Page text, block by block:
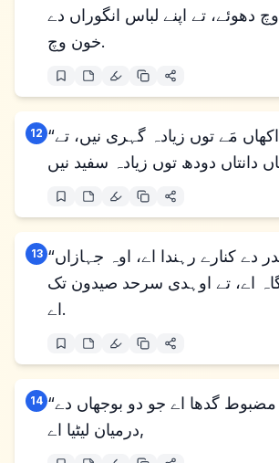
دھوئے، تے اپنے لباس انگوراں دے
خون وچ.
12 “اوہنیاں اکھاں مَے توں زیادہ گہری نیں، تے
13 “زبولون سمندر دے کنارے رہندا اے، اوہ جہازاں
گاہ اے، تے اوہدی سرحد صیدون تک
اے.
14 “یساکار ایک مضبوط گدھا اے جو دو بوجھاں دے
درمیان لیٹیا اے,